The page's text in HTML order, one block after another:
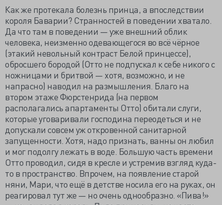
Как же протекала болезнь принца, а впоследствии
короля Баварии? Странностей в поведении хватало.
Да что там в поведении — уже внешний облик
человека, неизменно одевающегося во всё чёрное
(этакий невольный контраст Белой принцессе),
обросшего бородой (Отто не подпускал к себе никого с
ножницами и бритвой — хотя, возможно, и не
напрасно) наводил на размышления. Благо на
втором этаже Фюрстенрида (на первом
располагались апартаменты Отто) обитали слуги,
которые уговаривали господина переодеться и не
допускали совсем уж откровенной санитарной
запущенности. Хотя, надо признать, ванны он любил
и мог подолгу лежать в воде. Большую часть времени
Отто проводил, сидя в кресле и устремив взгляд куда-
то в пространство. Впрочем, на появление старой
няни, Мари, что ещё в детстве носила его на руках, он
реагировал тут же — но очень однообразно. «Пива!»